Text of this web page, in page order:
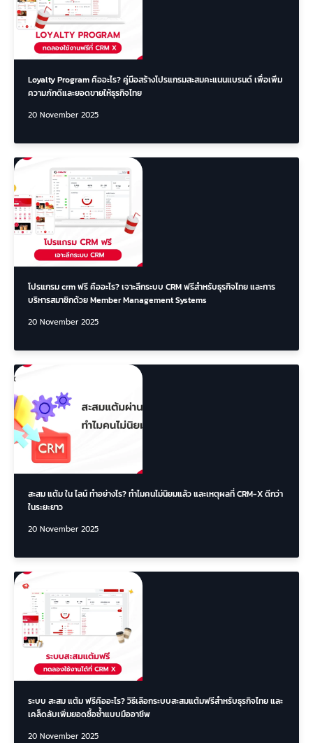
Loyalty Program คืออะไร? คู่มือสร้างโปรแกรมสะสมคะแนนแบรนด์ เพื่อเพิ่ม
ความภักดีและยอดขายให้ธุรกิจไทย
20 November 2025
โปรแกรม crm ฟรี คืออะไร? เจาะลึกระบบ CRM ฟรีสำหรับธุรกิจไทย และการ
บริหารสมาชิกด้วย Member Management Systems
20 November 2025
สะสม แต้ม ใน ไลน์ ทำอย่างไร? ทำไมคนไม่นิยมแล้ว และเหตุผลที่ CRM-X ดีกว่า
ในระยะยาว
20 November 2025
ระบบ สะสม แต้ม ฟรีคืออะไร? วิธีเลือกระบบสะสมแต้มฟรีสำหรับธุรกิจไทย และ
เคล็ดลับเพิ่มยอดซื้อซ้ำแบบมืออาชีพ
20 November 2025